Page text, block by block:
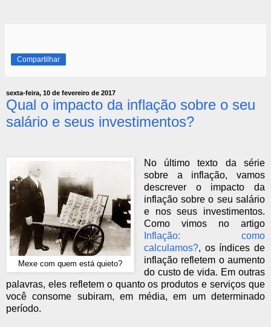
Compartilhar
sexta-feira, 10 de fevereiro de 2017
Qual o impacto da inflação sobre o seu
salário e seus investimentos?
Mexe com quem está quieto?
No último texto da série
sobre a inflação, vamos
descrever o impacto da
inflação sobre o seu salário
e nos seus investimentos.
Como vimos no artigo
Inflação: como
calculamos?, os índices de
inflação refletem o aumento
do custo de vida. Em outras
palavras, eles refletem o quanto os produtos e serviços que
você consome subiram, em média, em um determinado
período.